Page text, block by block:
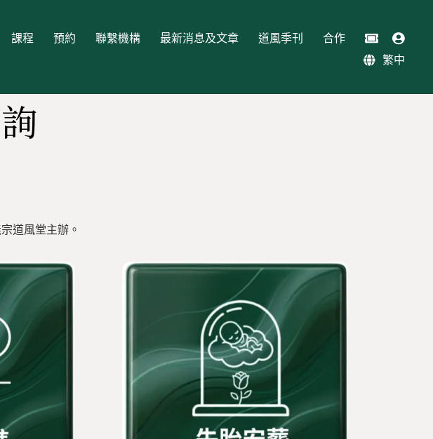
課程 預約 聯繫機構 最新消息及文章 道風季刊
合作
繁中
道風堂主辦。